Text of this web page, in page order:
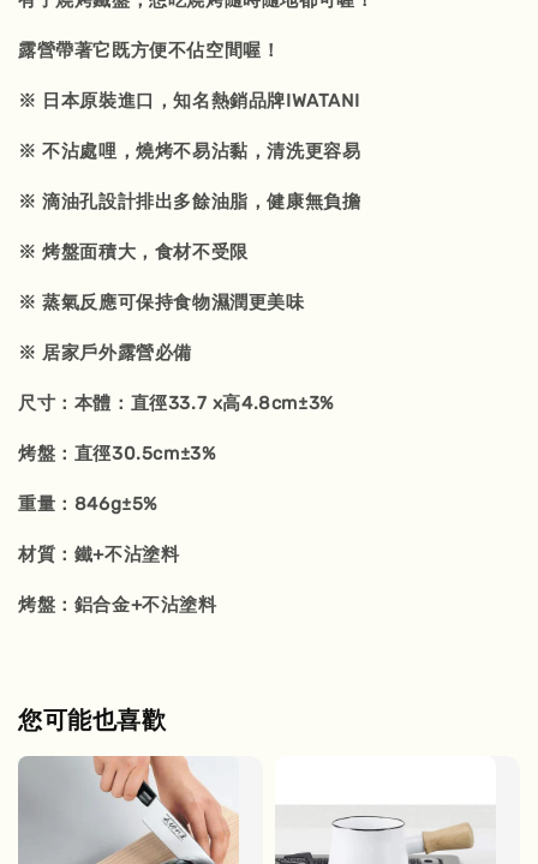
露營帶著它既方便不佔空間喔！
※ 日本原裝進口，知名熱銷品牌IWATANI
※ 不沾處哩，燒烤不易沾黏，清洗更容易
※ 滴油孔設計排出多餘油脂，健康無負擔
※ 烤盤面積大，食材不受限
※ 蒸氣反應可保持食物濕潤更美味
※ 居家戶外露營必備
尺寸：本體：直徑33.7 x高4.8cm±3%
烤盤：直徑30.5cm±3%
重量：846g±5%
材質：鐵+不沾塗料
烤盤：鋁合金+不沾塗料
您可能也喜歡